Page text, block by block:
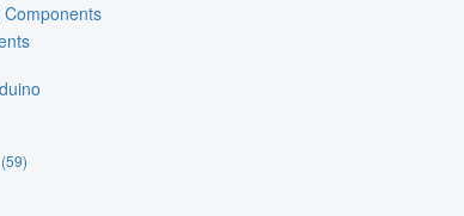
(59)